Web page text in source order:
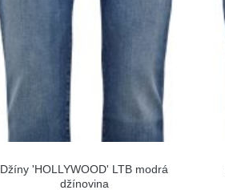
Džíny 'HOLLYWOOD' LTB modrá
džínovina